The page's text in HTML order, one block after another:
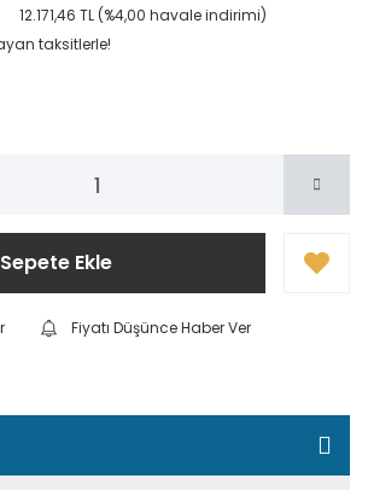
12.171,46 TL (%4,00 havale indirimi)
taksitlerle!
Sepete Ekle
Fiyatı Düşünce Haber Ver